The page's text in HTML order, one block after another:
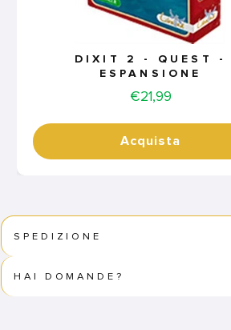
DIXIT 2 - QUEST -
ESPANSIONE
Price
€21,99
Acquista
SPEDIZIONE
HAI DOMANDE?